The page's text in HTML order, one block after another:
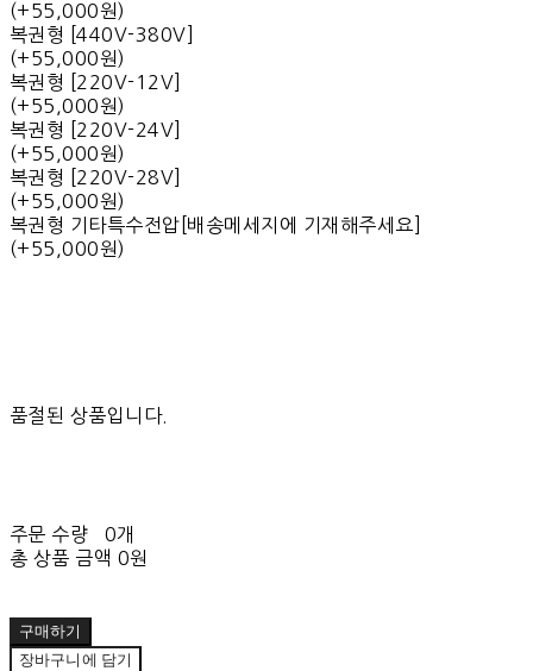
(+55,000원)
복권형 [440V-380V]
(+55,000원)
복권형 [220V-12V]
(+55,000원)
복권형 [220V-24V]
(+55,000원)
복권형 [220V-28V]
(+55,000원)
복권형 기타특수전압[배송메세지에 기재해주세요]
(+55,000원)
품절된 상품입니다.
주문 수량
0개
총 상품 금액 0원
구매하기
장바구니에 담기